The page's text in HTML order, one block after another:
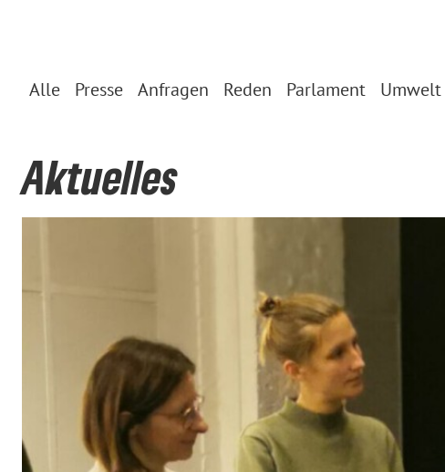
Alle Presse Anfragen Reden Parlament Umwelt
Aktuelles